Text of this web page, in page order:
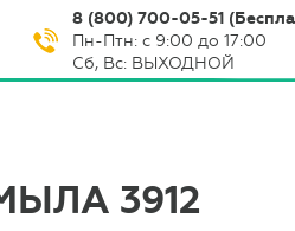
8 (800) 700-05-51
Пн-Птн: с 9:00 до 17:00
Сб, Вс: ВЫХОДНОЙ
3912